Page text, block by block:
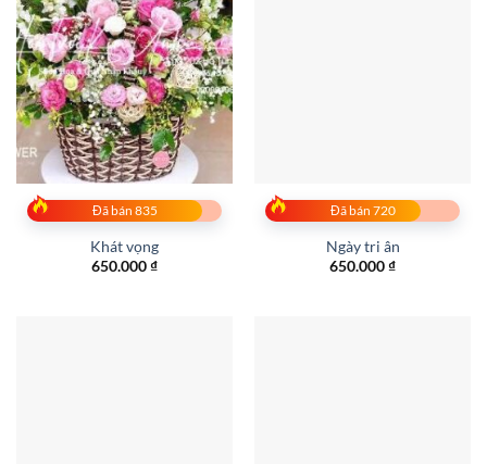
Đã bán 835
Khát vọng
650.000₫
Đã bán 720
Ngày tri ân
650.000₫